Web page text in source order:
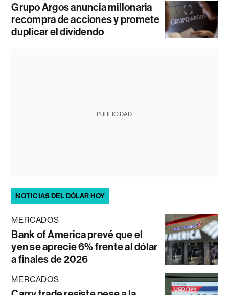
Grupo Argos anuncia millonaria
recompra de acciones y promete
duplicar el dividendo
PUBLICIDAD
NOTICIAS DEL DÓLAR HOY
MERCADOS
Bank of America prevé que el
yen se aprecie 6% frente al dólar
a finales de 2026
MERCADOS